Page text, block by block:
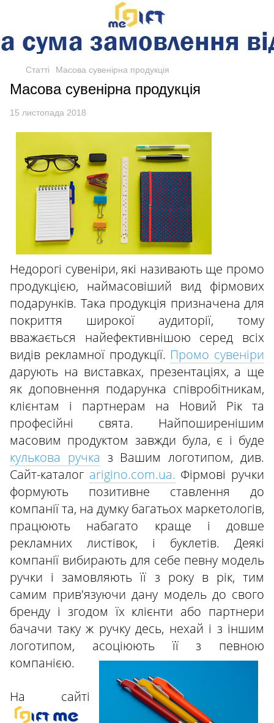
Статті Масова сувенірна продукція
Масова сувенірна продукція
15 листопада 2018
Недорогі сувеніри, які називають ще промо
продукцією, наймасовіший вид фірмових
подарунків. Така продукція призначена для
покриття широкої аудиторії, тому
вважається найефективнішою серед всіх
видів рекламної продукції. Промо сувеніри
дарують на виставках, презентаціях, а ще
як доповнення подарунка співробітникам,
клієнтам і партнерам на Новий Рік та
професійні свята. Найпоширенішим
масовим продуктом завжди була, є і буде
кулькова ручка з Вашим логотипом, див.
Сайт-каталог arigino.com.ua. Фірмові ручки
формують позитивне ставлення до
компанії та, на думку багатьох маркетологів,
працюють набагато краще і довше
рекламних листівок, і буклетів. Деякі
компанії вибирають для себе певну модель
ручки і замовляють її з року в рік, тим
самим прив'язуючи дану модель до свого
бренду і згодом їх клієнти або партнери
бачачи таку ж ручку десь, нехай і з іншим
логотипом, асоціюють її з певною
компанією.
На сайті